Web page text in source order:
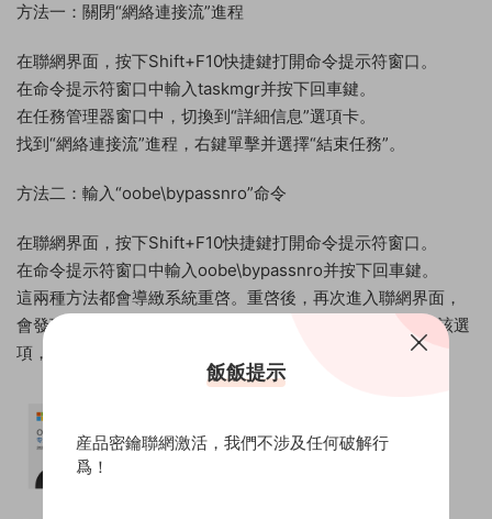
方法一：關閉“網絡連接流”進程
在聯網界面，按下Shift+F10快捷鍵打開命令提示符窗口。
在命令提示符窗口中輸入taskmgr并按下回車鍵。
在任務管理器窗口中，切換到“詳細信息”選項卡。
找到“網絡連接流”進程，右鍵單擊并選擇“結束任務”。
方法二：輸入“oobe\bypassnro”命令
在聯網界面，按下Shift+F10快捷鍵打開命令提示符窗口。
在命令提示符窗口中輸入oobe\bypassnro并按下回車鍵。
這兩種方法都會導緻系統重啓。重啓後，再次進入聯網界面，
會發現右下角多了一個“我沒有Internet連接”的選項。點擊該選
項，即可跳過聯網激活。
飯飯提示
産品密鑰聯網激活，我們不涉及任何破解行
爲！